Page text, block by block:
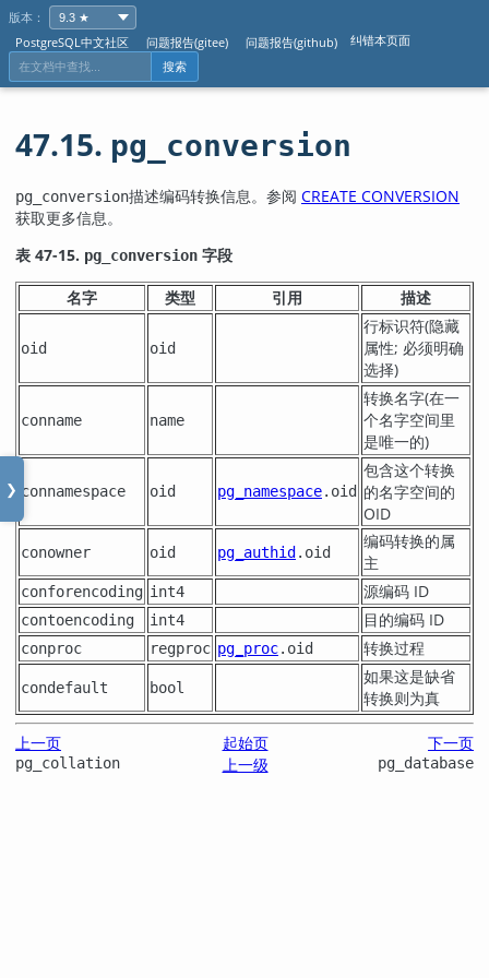
版本：
PostgreSQL中文社区
问题报告(gitee) 问题报告(github) 纠错本页面
搜索
❯
47.15. pg_conversion
pg_conversion描述编码转换信息。参阅 CREATE CONVERSION
获取更多信息。
表 47-15. pg_conversion 字段
名字 类型 引用 描述
oid oid
行标识符(隐藏
属性; 必须明确
选择)
conname name
转换名字(在一
个名字空间里
是唯一的)
connamespace oid pg_namespace.oid
包含这个转换
的名字空间的
OID
conowner oid pg_authid.oid
编码转换的属
主
conforencoding int4 源编码 ID
contoencoding int4 目的编码 ID
conproc regproc pg_proc.oid 转换过程
condefault bool
如果这是缺省
转换则为真
上一页 起始页 下一页
pg_collation 上一级 pg_database